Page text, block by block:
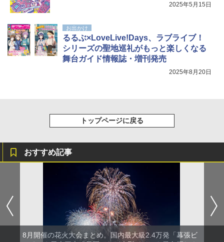
2025年5月15日
お出かけ
るるぶ×LoveLive!Days、ラブライブ！
シリーズの聖地巡礼がもっと楽しくなる
舞台ガイド情報誌・増刊発売
2025年8月20日
トップページに戻る
おすすめ記事
8月開催の花火大会まとめ。国内最大級2.4万発「幕張ビ